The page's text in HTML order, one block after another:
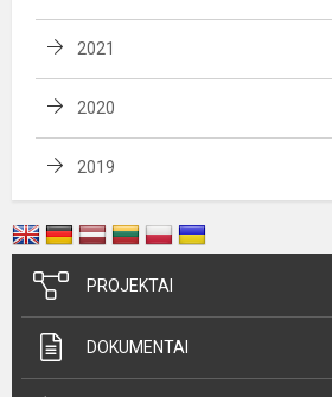
2021
2020
2019
PROJEKTAI
DOKUMENTAI